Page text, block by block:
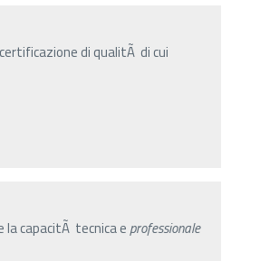
di qualitÃ di cui
la capacitÃ tecnica eprofessionale